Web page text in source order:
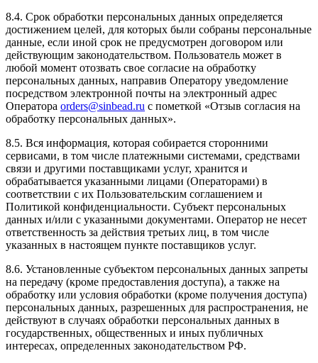
8.4. Срок обработки персональных данных определяется
достижением целей, для которых были собраны персональные
данные, если иной срок не предусмотрен договором или
действующим законодательством. Пользователь может в
любой момент отозвать свое согласие на обработку
персональных данных, направив Оператору уведомление
посредством электронной почты на электронный адрес
Оператора orders@sinbead.ru с пометкой «Отзыв согласия на
обработку персональных данных».
8.5. Вся информация, которая собирается сторонними
сервисами, в том числе платежными системами, средствами
связи и другими поставщиками услуг, хранится и
обрабатывается указанными лицами (Операторами) в
соответствии с их Пользовательским соглашением и
Политикой конфиденциальности. Субъект персональных
данных и/или с указанными документами. Оператор не несет
ответственность за действия третьих лиц, в том числе
указанных в настоящем пункте поставщиков услуг.
8.6. Установленные субъектом персональных данных запреты
на передачу (кроме предоставления доступа), а также на
обработку или условия обработки (кроме получения доступа)
персональных данных, разрешенных для распространения, не
действуют в случаях обработки персональных данных в
государственных, общественных и иных публичных
интересах, определенных законодательством РФ.